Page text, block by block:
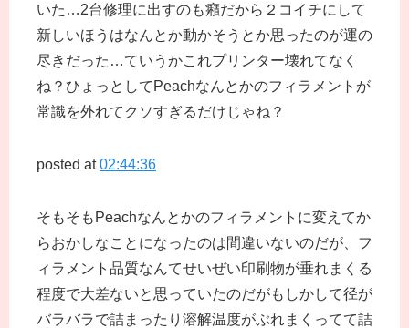
いた…2台修理に出すのも癪だから２コイチにして
新しいほうはなんとか動かそうとか思ったのが運の
尽きだった…ていうかこれプリンター壊れてなく
ね？ひょっとしてPeachなんとかのフィラメントが
常識を外れてクソすぎるだけじゃね？
posted at02:44:36
そもそもPeachなんとかのフィラメントに変えてか
らおかしなことになったのは間違いないのだが、フ
ィラメント品質なんてせいぜい印刷物が垂れまくる
程度で大差ないと思っていたのだがもしかして径が
バラバラで詰まったり溶解温度がぶれまくってて詰